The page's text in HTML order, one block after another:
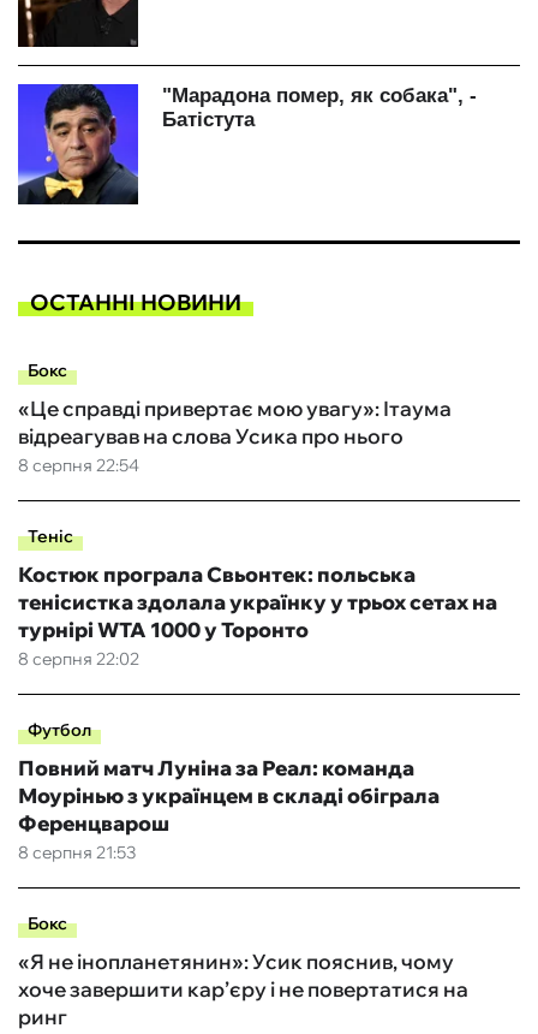
ОСТАННІ НОВИНИ
Бокс
8 серпня 22:54
«Це справді привертає мою увагу»: Ітаума
відреагував на слова Усика про нього
Теніс
8 серпня 22:02
Костюк програла Свьонтек: польська
тенісистка здолала українку у трьох сетах на
турнірі WTA 1000 у Торонто
Футбол
8 серпня 21:53
Повний матч Луніна за Реал: команда
Моурінью з українцем в складі обіграла
Ференцварош
Бокс
«Я не інопланетянин»: Усик пояснив, чому
хоче завершити кар’єру і не повертатися на
ринг